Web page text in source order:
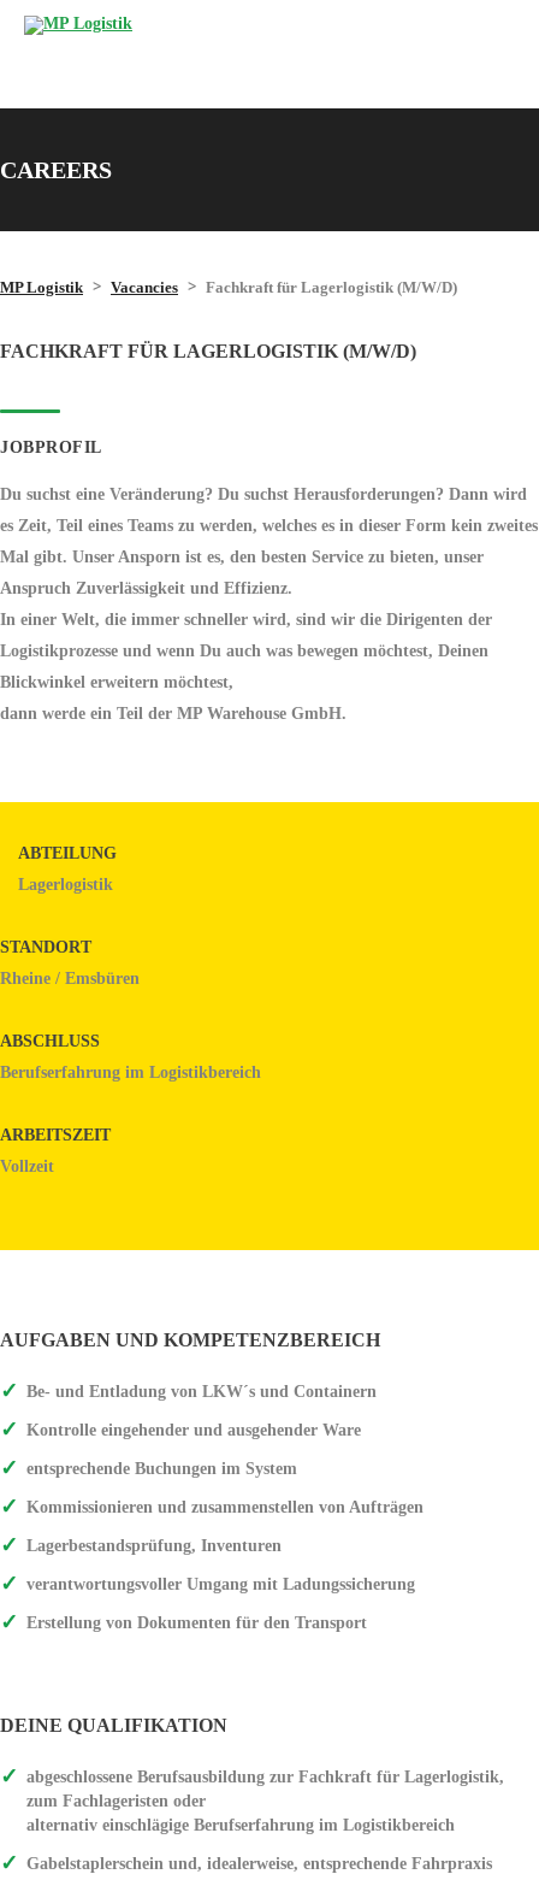
CAREERS
MP Logistik > Vacancies > Fachkraft für Lagerlogistik (M/W/D)
FACHKRAFT FÜR LAGERLOGISTIK (M/W/D)
JOBPROFIL
Du suchst eine Veränderung? Du suchst Herausforderungen? Dann wird
es Zeit, Teil eines Teams zu werden, welches es in dieser Form kein zweites
Mal gibt. Unser Ansporn ist es, den besten Service zu bieten, unser
Anspruch Zuverlässigkeit und Effizienz.
In einer Welt, die immer schneller wird, sind wir die Dirigenten der
Logistikprozesse und wenn Du auch was bewegen möchtest, Deinen
Blickwinkel erweitern möchtest,
dann werde ein Teil der MP Warehouse GmbH.
ABTEILUNG
Lagerlogistik
STANDORT
Rheine / Emsbüren
ABSCHLUSS
Berufserfahrung im Logistikbereich
ARBEITSZEIT
Vollzeit
AUFGABEN UND KOMPETENZBEREICH
Be- und Entladung von LKW´s und Containern
Kontrolle eingehender und ausgehender Ware
entsprechende Buchungen im System
Kommissionieren und zusammenstellen von Aufträgen
Lagerbestandsprüfung, Inventuren
verantwortungsvoller Umgang mit Ladungssicherung
Erstellung von Dokumenten für den Transport
DEINE QUALIFIKATION
abgeschlossene Berufsausbildung zur Fachkraft für Lagerlogistik,
zum Fachlageristen oder
alternativ einschlägige Berufserfahrung im Logistikbereich
Gabelstaplerschein und, idealerweise, entsprechende Fahrpraxis